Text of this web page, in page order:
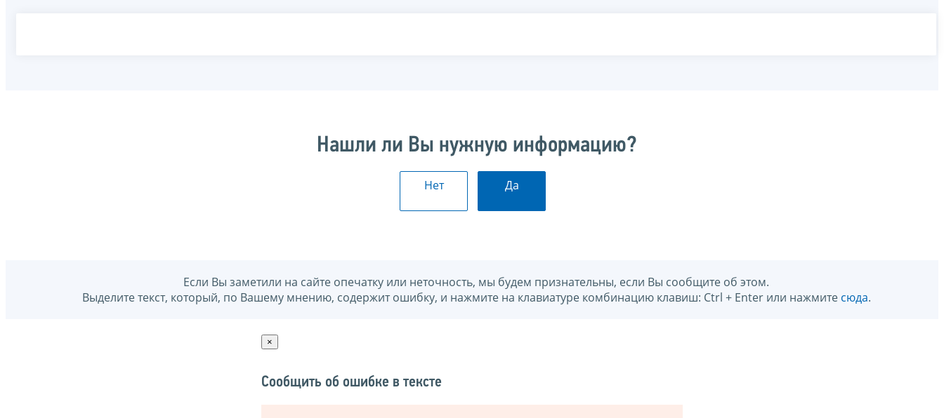
Нашли ли Вы нужную информацию?
Нет Да
Если Вы заметили на сайте опечатку или неточность, мы будем признательны, если Вы сообщите об этом.
Выделите текст, который, по Вашему мнению, содержит ошибку, и нажмите на клавиатуре комбинацию клавиш: Ctrl + Enter или нажмите сюда.
×
Сообщить об ошибке в тексте